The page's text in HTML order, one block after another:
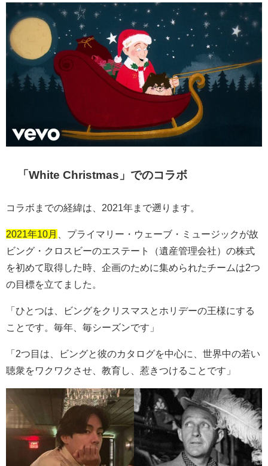
「White Christmas」でのコラボ
コラボまでの経緯は、2021年まで遡ります。
2021年10月
、プライマリー・ウェーブ・ミュージックが故
ビング・クロスビーのエステート（遺産管理会社）の株式
を初めて取得した時、企画のために集められたチームは2つ
の目標を立てました。
「ひとつは、ビングをクリスマスとホリデーの王様にする
ことです。毎年、毎シーズンです」
「 2つ目は、ビングと彼のカタログを中心に、世界中の若い
聴衆をワクワクさせ、教育し、惹きつけることです」